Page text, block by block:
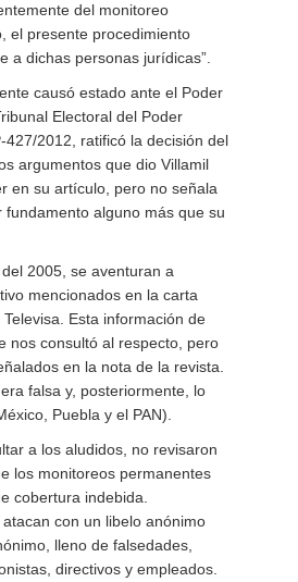
del monitoreo
el presente procedimiento
a dichas personas jurídicas”.
causó estado ante el Poder
Electoral del Poder
2012, ratificó la decisión del
argumentos que dio Villamil
en su artículo, pero no señala
alguno más que su
2005, se aventuran a
mencionados en la carta
Esta información de
nos consultó al respecto, pero
en la nota de la revista.
falsa y, posteriormente, lo
Puebla y el PAN).
a los aludidos, no revisaron
los monitoreos permanentes
cobertura indebida.
con un libelo anónimo
lleno de falsedades,
directivos y empleados.